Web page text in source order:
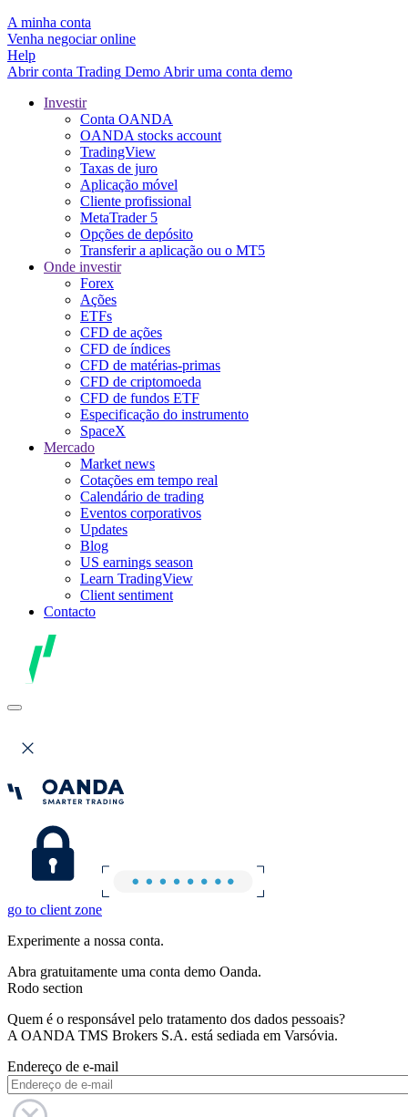
A minha conta
Venha negociar online
Help
Abrir conta Trading Demo Abrir uma conta demo
Investir
Conta OANDA
OANDA stocks account
TradingView
Taxas de juro
Aplicação móvel
Cliente profissional
MetaTrader 5
Opções de depósito
Transferir a aplicação ou o MT5
Onde investir
Forex
Ações
ETFs
CFD de ações
CFD de índices
CFD de matérias-primas
CFD de criptomoeda
CFD de fundos ETF
Especificação do instrumento
SpaceX
Mercado
Market news
Cotações em tempo real
Calendário de trading
Eventos corporativos
Updates
Blog
US earnings season
Learn TradingView
Client sentiment
Contacto
go to client zone
Experimente a nossa conta.
Abra gratuitamente uma conta demo Oanda.
Rodo section
Quem é o responsável pelo tratamento dos dados pessoais?
A OANDA TMS Brokers S.A. está sediada em Varsóvia.
Endereço de e-mail